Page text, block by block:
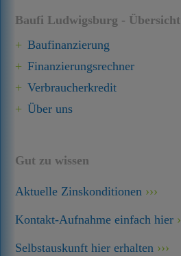
Baufi Ludwigsburg - Übersicht
Baufinanzierung
Finanzierungsrechner
Verbraucherkredit
Über uns
Gut zu wissen
Aktuelle Zinskonditionen
Kontakt-Aufnahme einfach hier
Selbstauskunft hier erhalten